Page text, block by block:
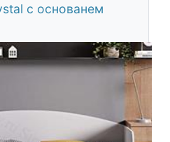
с основанем